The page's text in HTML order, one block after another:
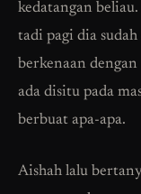
kedatangan
tadi pagi dia
berkenaan
ada disitu pada
berbuat apa-apa.
Aishah lalu